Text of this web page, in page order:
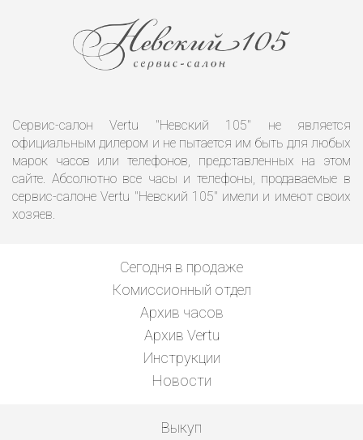
Сервис-салон Vertu "Невский 105" не является
официальным дилером и не пытается им быть для любых
марок часов или телефонов, представленных на этом
сайте. Абсолютно все часы и телефоны, продаваемые в
сервис-салоне Vertu "Невский 105" имели и имеют своих
хозяев.
Сегодня в продаже
Комиссионный отдел
Архив часов
Архив Vertu
Инструкции
Новости
Выкуп